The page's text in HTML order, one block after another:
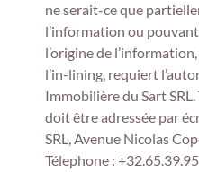
ne serait-ce que
l’information ou
l’origine de
l’in-lining, requiert
Immobilière du Sart
doit être adressée par
SRL, Avenue Nicolas
Télephone :